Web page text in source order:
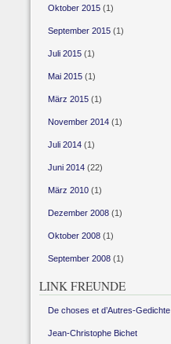
Oktober 2015(1)
September 2015(1)
Juli 2015(1)
Mai 2015(1)
März 2015(1)
November 2014(1)
Juli 2014(1)
Juni 2014(22)
März 2010(1)
Dezember 2008(1)
Oktober 2008(1)
September 2008(1)
LINK FREUNDE
De choses et d’Autres-Gedichte
Jean-Christophe Bichet